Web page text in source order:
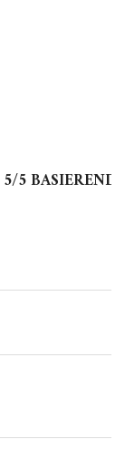
5/5 BASIEREND